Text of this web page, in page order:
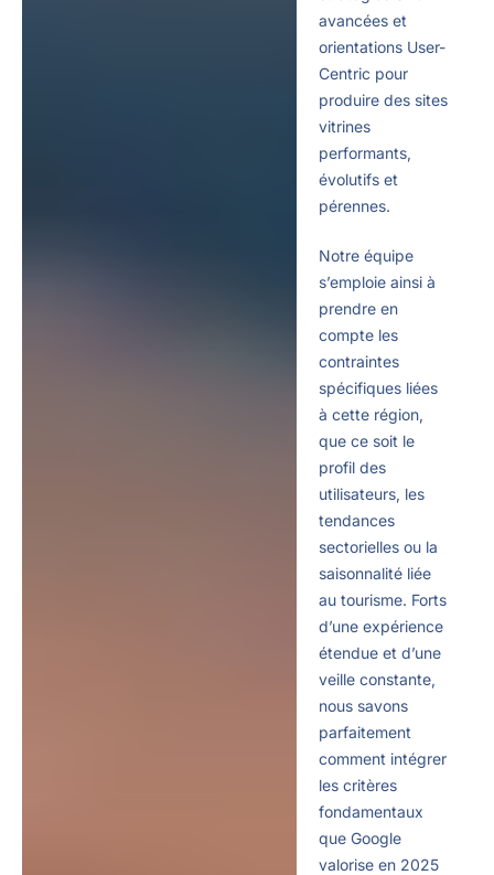
avancées et
orientations User-
Centric pour
produire des sites
vitrines
performants,
évolutifs et
pérennes.
Notre équipe
s’emploie ainsi à
prendre en
compte les
contraintes
spécifiques liées
à cette région,
que ce soit le
profil des
utilisateurs, les
tendances
sectorielles ou la
saisonnalité liée
au tourisme. Forts
d’une expérience
étendue et d’une
veille constante,
nous savons
parfaitement
comment intégrer
les critères
fondamentaux
que Google
valorise en 2025